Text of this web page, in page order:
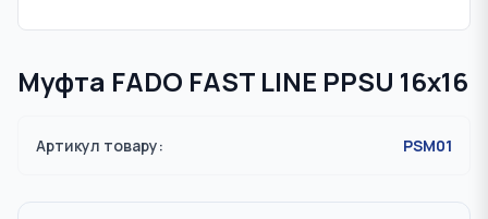
Муфта FADO FAST LINE PPSU 16х16
Артикул товару: PSM01